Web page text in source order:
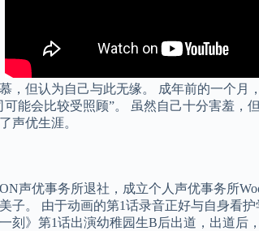
，但认为自己与此无缘。 成年前的一个
能会比较受照顾”。 虽然自己十分害羞
声优生涯。
声优事务所退社，成立个人声优事务所
。 由于动画的第1话录音正好与自身看
刻》第1话出演幼稚园生B后出道，出道